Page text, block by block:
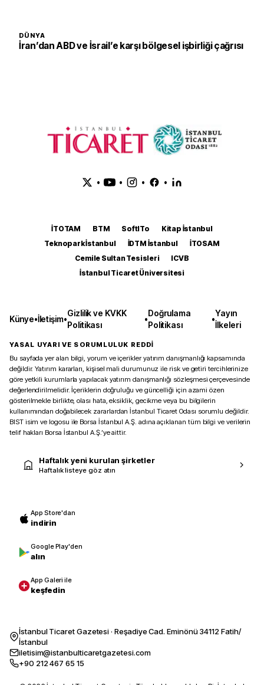
DÜNYA
İran’dan ABD ve İsrail’e karşı bölgesel işbirliği çağrısı
• • • •
İTOTAM BTM SoftITo
Kitap İstanbul
Teknopark İstanbul
İDTM İstanbul
İTOSAM
Cemile Sultan Tesisleri
ICVB
İstanbul Ticaret Üniversitesi
Künye•İletişim•
Gizlilik ve KVKK
Politikası
•
Doğrulama
Politikası
•
Yayın
İlkeleri
YASAL UYARI VE SORUMLULUK REDDİ
Bu sayfada yer alan bilgi, yorum ve içerikler yatırım danışmanlığı kapsamında
değildir. Yatırım kararları, kişisel mali durumunuz ile risk ve getiri tercihlerinize
göre yetkili kurumlarla yapılacak yatırım danışmanlığı sözleşmesi çerçevesinde
değerlendirilmelidir. İçeriklerin doğruluğu ve güncelliği için azami özen
gösterilmekle birlikte, olası hata, eksiklik, gecikme veya bu bilgilerin
kullanımından doğabilecek zararlardan İstanbul Ticaret Odası sorumlu değildir.
BIST isim ve logosu ile Borsa İstanbul A.Ş. adına açıklanan tüm bilgi ve verilerin
telif hakları Borsa İstanbul A.Ş.’ye aittir.
Haftalık yeni kurulan şirketler
Haftalık listeye göz atın
App Store'dan
indirin
Google Play'den
alın
App Galeri ile
keşfedin
İstanbul Ticaret Gazetesi · Reşadiye Cad. Eminönü 34112 Fatih/
İstanbul
iletisim@istanbulticaretgazetesi.com
+90 212 467 65 15